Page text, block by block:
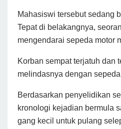
Mahasiswi tersebut sedang
Tepat di belakangnya,
mengendarai sepeda motor
Korban sempat terjatuh dan
melindasnya dengan sepeda
Berdasarkan penyelidikan
kronologi kejadian bermula
gang kecil untuk pulang